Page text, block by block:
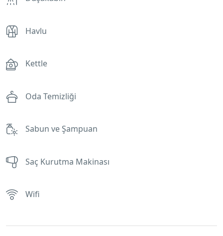
Havlu
Kettle
Oda Temizliği
Sabun ve Şampuan
Saç Kurutma Makinası
Wifi